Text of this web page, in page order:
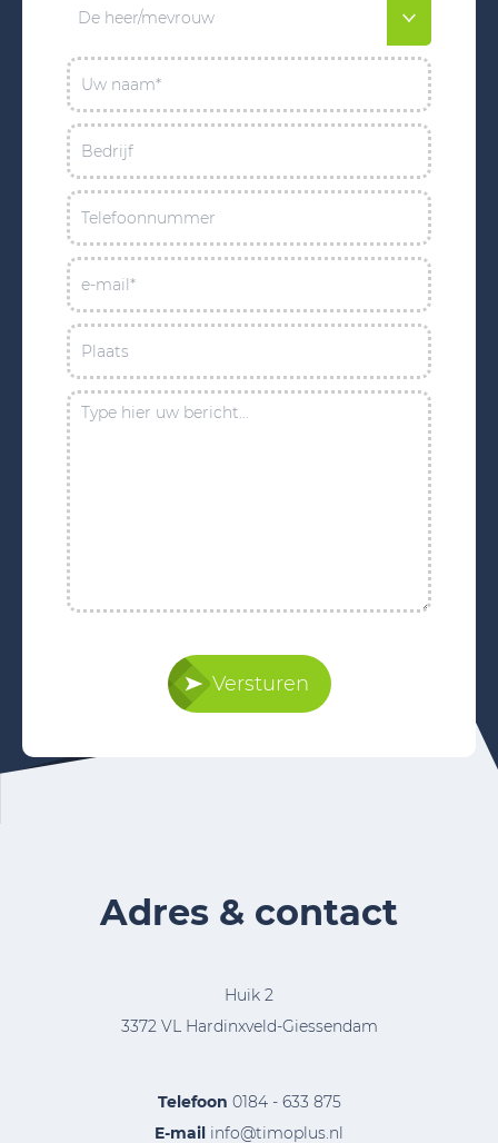
Versturen
Adres & contact
Huik 2
3372 VL Hardinxveld-Giessendam
Telefoon 0184 - 633 875
E-mail info@timoplus.nl